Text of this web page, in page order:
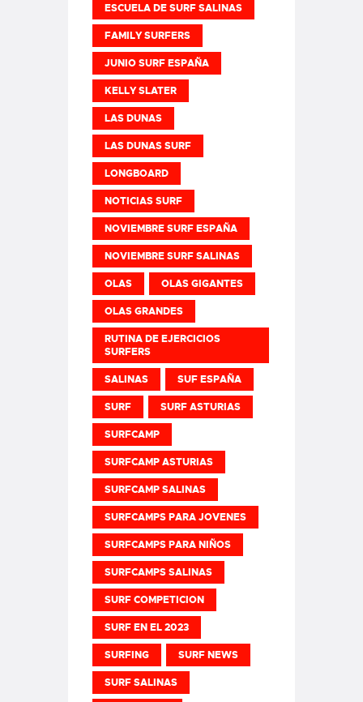
ESCUELA DE SURF SALINAS
FAMILY SURFERS
JUNIO SURF ESPAÑA
KELLY SLATER
LAS DUNAS
LAS DUNAS SURF
LONGBOARD
NOTICIAS SURF
NOVIEMBRE SURF ESPAÑA
NOVIEMBRE SURF SALINAS
OLAS OLAS GIGANTES
OLAS GRANDES
RUTINA DE EJERCICIOS
SURFERS
SALINAS SUF ESPAÑA
SURF SURF ASTURIAS
SURFCAMP
SURFCAMP ASTURIAS
SURFCAMP SALINAS
SURFCAMPS PARA JOVENES
SURFCAMPS PARA NIÑOS
SURFCAMPS SALINAS
SURF COMPETICION
SURF EN EL 2023
SURFING SURF NEWS
SURF SALINAS